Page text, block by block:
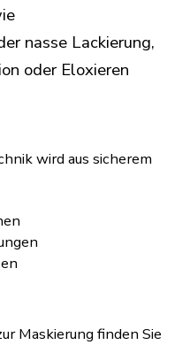
nasse Lackierung,
oder Eloxieren
wird aus sicherem
Maskierung finden Sie